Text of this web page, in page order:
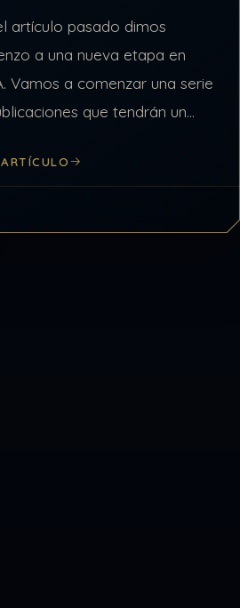
artículo pasado dimos
a una nueva etapa en
Vamos a comenzar una serie
que tendrán un
a fin de que la